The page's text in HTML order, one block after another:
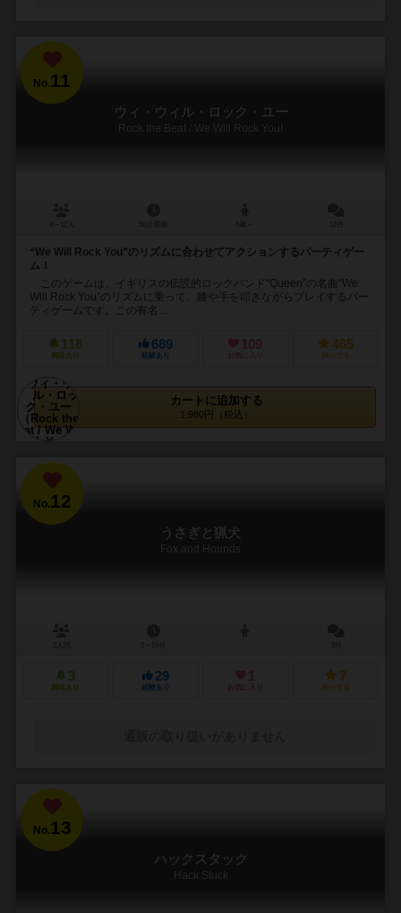
No.11
ウィ・ウィル・ロック・ユー
Rock the Beat / We Will Rock You!
“We Will Rock You”のリズムに合わせてアクションするパーティゲー
ム！
このゲームは、イギリスの伝説的ロックバンド“Queen”の名曲“We
Will Rock You”のリズムに乗って、膝や手を叩きながらプレイするパー
ティゲームです。この有名...
118
興味あり
689
経験あり
109
お気に入り
465
持ってる
カートに追加する
1,980円（税込）
No.12
うさぎと猟犬
Fox and Hounds
3
興味あり
29
経験あり
1
お気に入り
7
持ってる
No.13
ハックスタック
Hack Stuck